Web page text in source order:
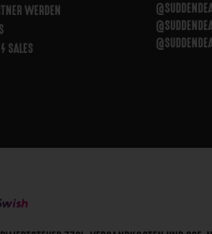
WERDEN
/ SALES